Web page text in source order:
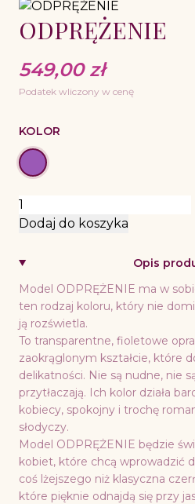
ODPRĘŻENIE
549,00 zł
Podatek wliczony w cenę
KOLOR
ilość
ODPRĘŻENIE
Dodaj do koszyka
Opis
Model ODPRĘŻENIE ma w
ten rodzaj koloru, który nie
ją rozświetla.
To transparentne, fioletowe
zaokrąglonym kształcie, które
delikatności. Nie są nudne, nie
przytłaczają. Ich kolor działa
kobiecy, spokojny i trochę
słodyczy.
Model ODPRĘŻENIE będzie
kobiet, które chcą wprowadzić
coś lżejszego niż klasyczna
które pięknie odnajdą się przy